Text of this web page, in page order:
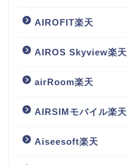
AIROFIT楽天
AIROS Skyview楽天
airRoom楽天
AIRSIMモバイル楽天
Aiseesoft楽天